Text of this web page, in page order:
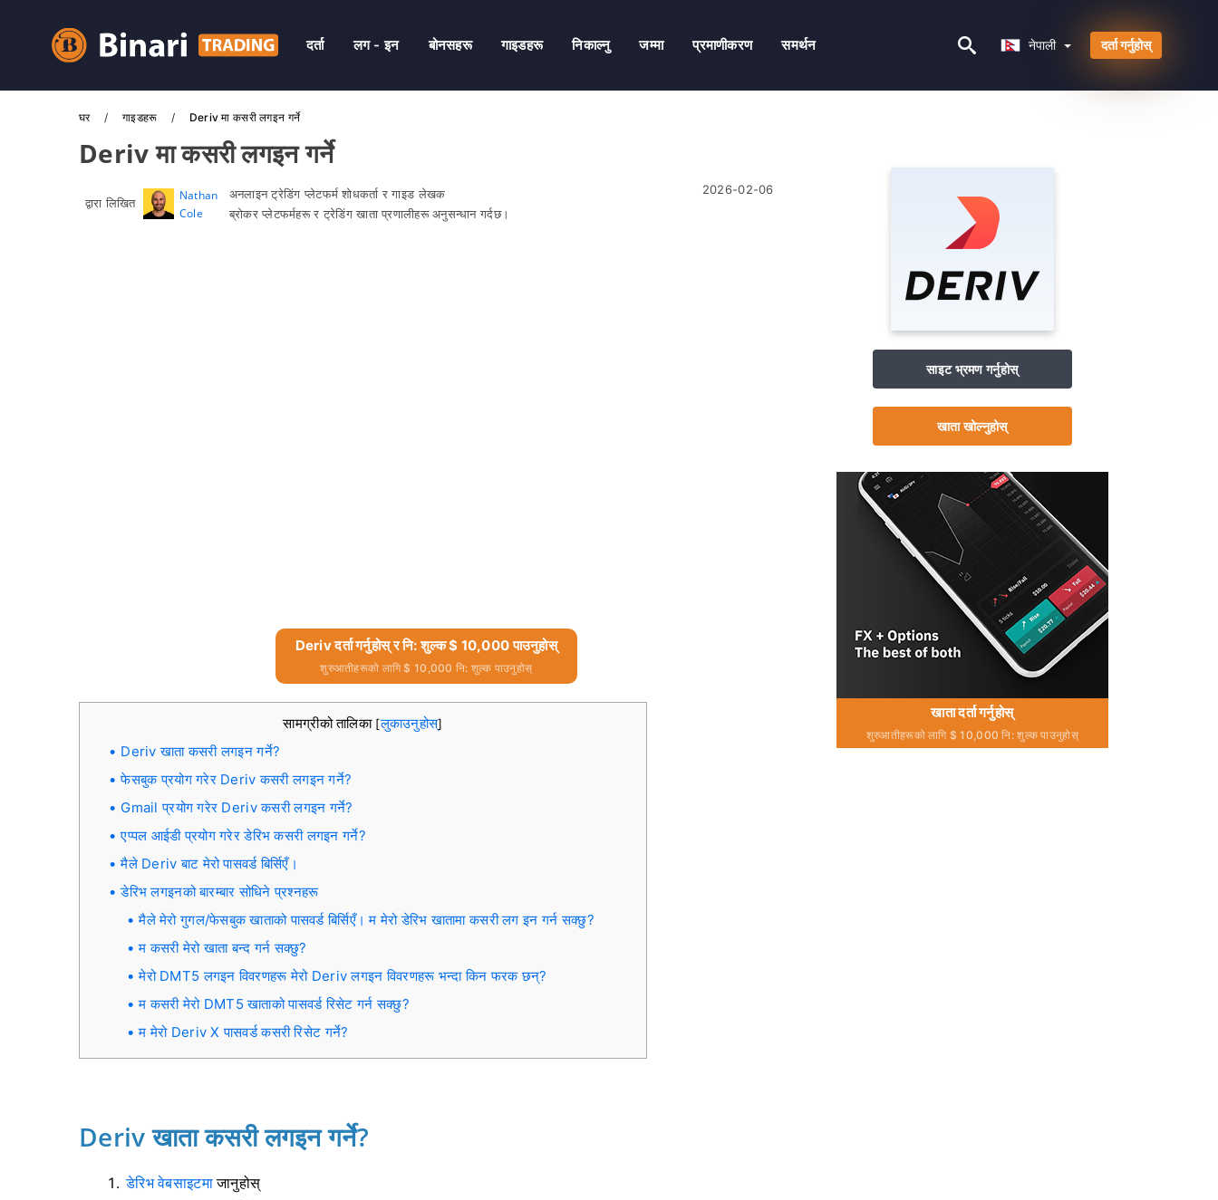
दर्ता लग - इन बोनसहरू गाइडहरू निकाल्नु जम्मा प्रमाणीकरण समर्थन नेपाली दर्ता गर्नुहोस्
घर गाइडहरू Deriv मा कसरी लगइन गर्ने
Deriv मा कसरी लगइन गर्ने
द्वारा लिखित
Nathan
Cole
अनलाइन ट्रेडिंग प्लेटफर्म शोधकर्ता र गाइड लेखक
ब्रोकर प्लेटफर्महरू र ट्रेडिंग खाता प्रणालीहरू अनुसन्धान गर्दछ।
2026-02-06
Deriv दर्ता गर्नुहोस् र नि: शुल्क $ 10,000 पाउनुहोस्
शुरुआतीहरूको लागि $ 10,000 नि: शुल्क पाउनुहोस्
सामग्रीको तालिका [लुकाउनुहोस्]
Deriv खाता कसरी लगइन गर्ने?
फेसबुक प्रयोग गरेर Deriv कसरी लगइन गर्ने?
Gmail प्रयोग गरेर Deriv कसरी लगइन गर्ने?
एप्पल आईडी प्रयोग गरेर डेरिभ कसरी लगइन गर्ने?
मैले Deriv बाट मेरो पासवर्ड बिर्सिएँ।
डेरिभ लगइनको बारम्बार सोधिने प्रश्नहरू
मैले मेरो गुगल/फेसबुक खाताको पासवर्ड बिर्सिएँ। म मेरो डेरिभ खातामा कसरी लग इन गर्न सक्छु?
म कसरी मेरो खाता बन्द गर्न सक्छु?
मेरो DMT5 लगइन विवरणहरू मेरो Deriv लगइन विवरणहरू भन्दा किन फरक छन्?
म कसरी मेरो DMT5 खाताको पासवर्ड रिसेट गर्न सक्छु?
म मेरो Deriv X पासवर्ड कसरी रिसेट गर्ने?
Deriv खाता कसरी लगइन गर्ने?
डेरिभ वेबसाइटमाजानुहोस्
साइट भ्रमण गर्नुहोस्
खाता खोल्नुहोस्
खाता दर्ता गर्नुहोस्
शुरुआतीहरूको लागि $ 10,000 नि: शुल्क पाउनुहोस्